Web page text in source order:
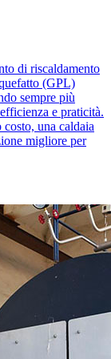
di riscaldamento
(GPL)
sempre più
e praticità.
costo, una caldaia
migliore per